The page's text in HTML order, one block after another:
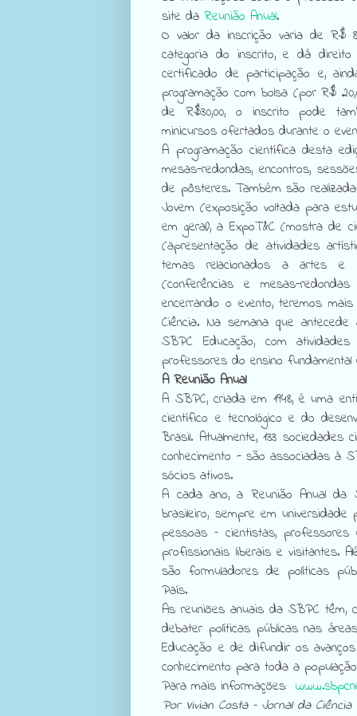
site daReunião Anual.
O valor da inscrição varia de R$
categoria do inscrito, e dá
certificado de participação e,
programação com bolsa (por R$
de R$30,00, o inscrito pode
minicursos ofertados durante o
A programação científica desta
mesas-redondas, encontros,
de pôsteres. Também são
Jovem (exposição voltada para
em geral), a ExpoT&C (mostra de
(apresentação de atividades
temas relacionados a artes e
(conferências e mesas-
encerrando o evento, teremos
Ciência. Na semana que
SBPC Educação, com
professores do ensino fundamental
A Reunião Anual
A SBPC, criada em 1948, é uma
científico e tecnológico e do
Brasil. Atualmente, 133
conhecimento - são associadas à
sócios ativos.
A cada ano, a Reunião Anual
brasileiro, sempre em universidade
pessoas – cientistas,
profissionais liberais e visitantes.
são formuladores de políticas
País.
As reuniões anuais da SBPC têm,
debater políticas públicas nas
Educação e de difundir os
conhecimento para toda a
Para mais informações:
Por Vivian Costa – Jornal da Ciência